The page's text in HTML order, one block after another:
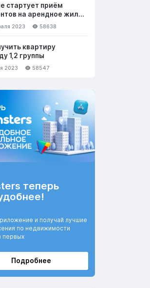
стартует приём
на арендное жильё
выкупа
2023 58638
квартиру
1,2 группы
2023 58547
теперь
и получай лучшие
по недвижимости
первых
Подробнее